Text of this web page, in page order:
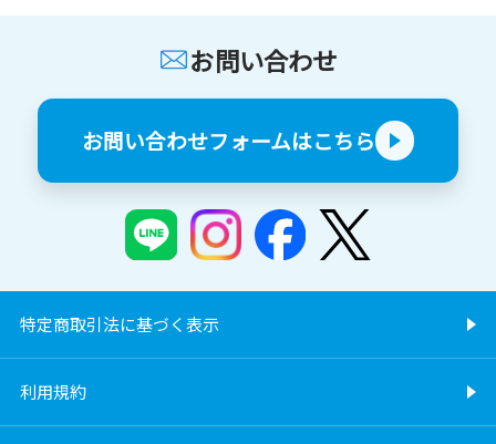
お問い合わせ
お問い合わせフォームはこちら
特定商取引法に基づく表示
利用規約